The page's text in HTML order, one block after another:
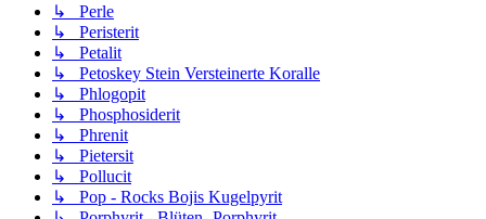
↳ Perle
↳ Peristerit
↳ Petalit
↳ Petoskey Stein Versteinerte Koralle
↳ Phlogopit
↳ Phosphosiderit
↳ Phrenit
↳ Pietersit
↳ Pollucit
↳ Pop - Rocks Bojis Kugelpyrit